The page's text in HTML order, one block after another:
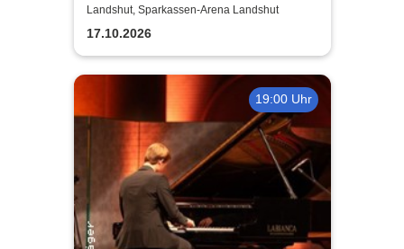
Zweiländerdreieck - Tour
2026/2027
Landshut, Sparkassen-Arena Landshut
17.10.2026
19:00 Uhr